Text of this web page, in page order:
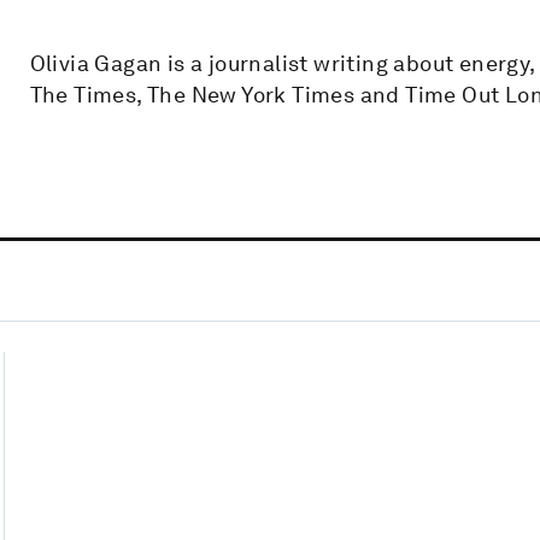
Olivia Gagan is a journalist writing about
The Times, The New York Times and Time Out